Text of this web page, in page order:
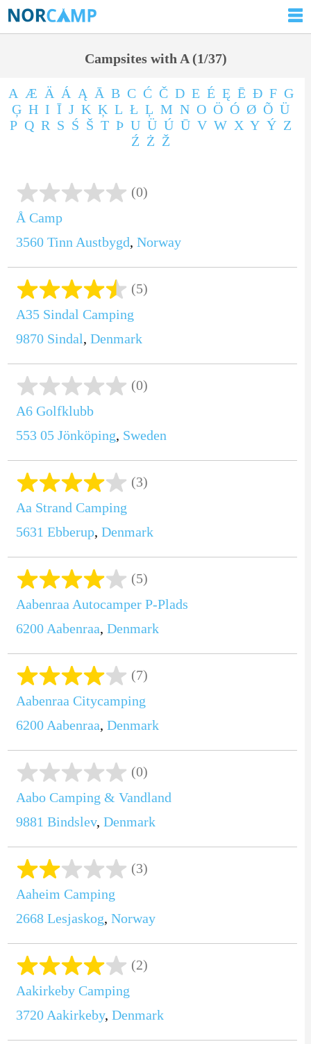
Campsites with A (1/37)
A Æ Ä Á Ą Ā B C Ć Č D E É Ę Ē Ð F G
Ģ H I Ī J K Ķ L Ł Ļ M N O Ö Ó Ø Õ Ü
P Q R S Ś Š T Þ U Ü Ú Ū V W X Y Ý Z
Ź Ż Ž
(0)
Å Camp
3560 Tinn Austbygd, Norway
(5)
A35 Sindal Camping
9870 Sindal, Denmark
(0)
A6 Golfklubb
553 05 Jönköping, Sweden
(3)
Aa Strand Camping
5631 Ebberup, Denmark
(5)
Aabenraa Autocamper P-Plads
6200 Aabenraa, Denmark
(7)
Aabenraa Citycamping
6200 Aabenraa, Denmark
(0)
Aabo Camping & Vandland
9881 Bindslev, Denmark
(3)
Aaheim Camping
2668 Lesjaskog, Norway
(2)
Aakirkeby Camping
3720 Aakirkeby, Denmark